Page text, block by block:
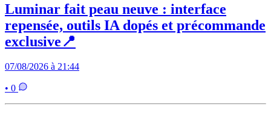
Luminar fait peau neuve : interface
repensée, outils IA dopés et précommande
exclusive📍
07/08/2026 à 21:44
• 0